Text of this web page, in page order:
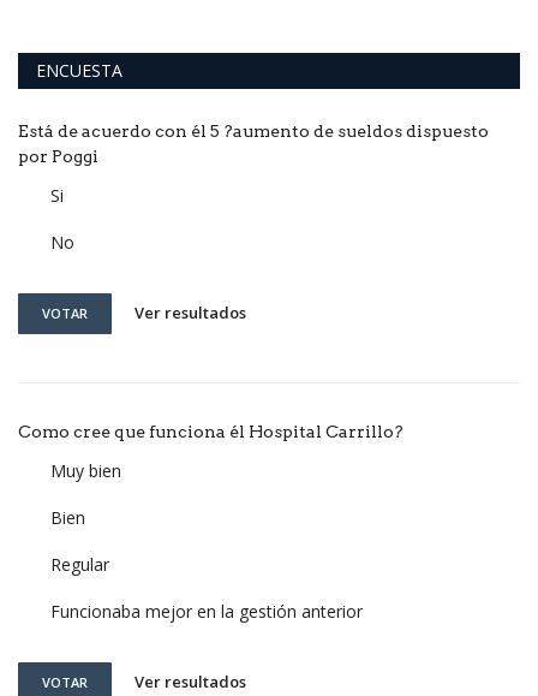
ENCUESTA
Está de acuerdo con él 5 ?aumento de sueldos dispuesto
por Poggi
Si
No
VOTAR Ver resultados
Como cree que funciona él Hospital Carrillo?
Muy bien
Bien
Regular
Funcionaba mejor en la gestión anterior
VOTAR Ver resultados